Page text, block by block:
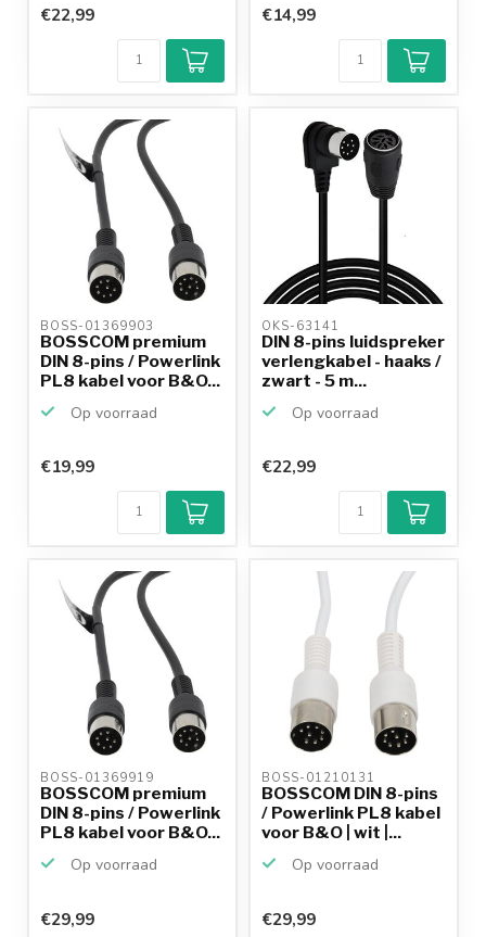
€22,99
Klantenbeoordeling
9,2/10
Achteraf
betalen mogelijk
productkennis
€14,99
BOSS-01369903
BOSSCOM premium
DIN 8-pins / Powerlink
PL8 kabel voor B&O...
Op voorraad
€19,99
OKS-63141
DIN 8-pins luidspreker
verlengkabel - haaks /
zwart - 5 m...
Op voorraad
€22,99
BOSS-01369919
BOSSCOM premium
DIN 8-pins / Powerlink
PL8 kabel voor B&O...
Op voorraad
€29,99
BOSS-01210131
BOSSCOM DIN 8-pins
/ Powerlink PL8 kabel
voor B&O | wit |...
Op voorraad
€29,99